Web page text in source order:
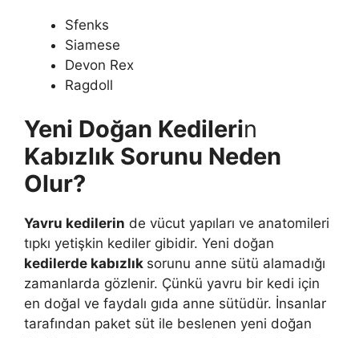
Sfenks
Siamese
Devon Rex
Ragdoll
Yeni Doğan Kedilerin
Kabızlık Sorunu Neden
Olur?
Yavru kedilerin de vücut yapıları ve anatomileri
tıpkı yetişkin kediler gibidir. Yeni doğan
kedilerde kabızlık sorunu anne sütü alamadığı
zamanlarda gözlenir. Çünkü yavru bir kedi için
en doğal ve faydalı gıda anne sütüdür. İnsanlar
tarafından paket süt ile beslenen yeni doğan